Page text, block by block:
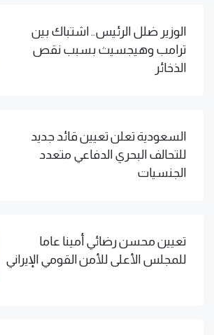
الوزير ضلل الرئيس.. اشتباك بين
ترامب وهيجسيث بسبب نقص
الذخائر
السعودية تعلن تعيين قائد جديد
للتحالف البحري الدفاعي متعدد
الجنسيات
تعيين محسن رضائي أمينا عاما
للمجلس الأعلى للأمن القومي الإيراني